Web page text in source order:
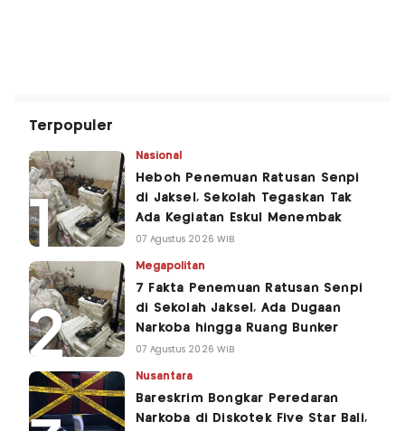
Terpopuler
Nasional
Heboh Penemuan Ratusan Senpi
di Jaksel, Sekolah Tegaskan Tak
Ada Kegiatan Eskul Menembak
07 Agustus 2026 WIB
Megapolitan
7 Fakta Penemuan Ratusan Senpi
di Sekolah Jaksel, Ada Dugaan
Narkoba hingga Ruang Bunker
07 Agustus 2026 WIB
Nusantara
Bareskrim Bongkar Peredaran
Narkoba di Diskotek Five Star Bali,